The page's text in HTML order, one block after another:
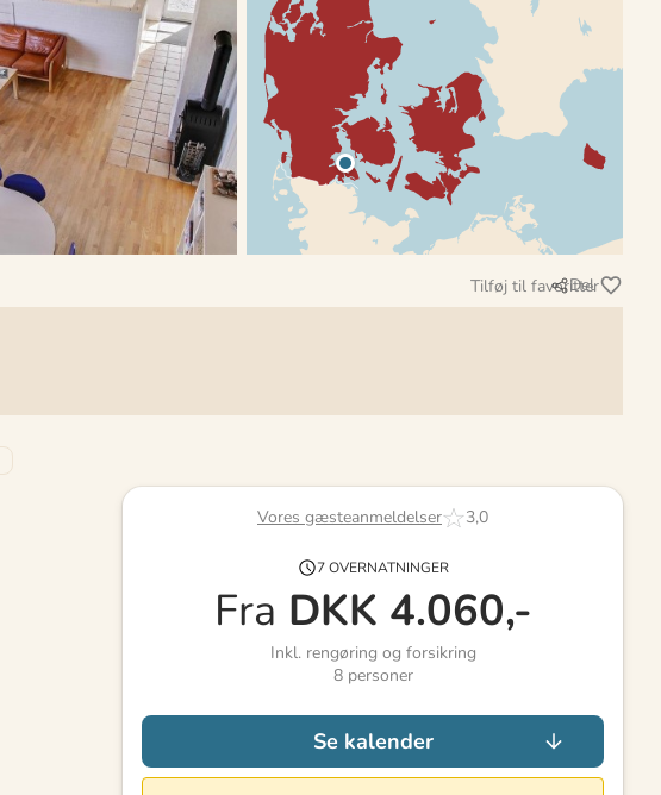
Tilføj til favoritter
Del
Vores gæsteanmeldelser 3,0
7 OVERNATNINGER
Fra DKK 4.060,-
Inkl. rengøring og forsikring
8 personer
Se kalender